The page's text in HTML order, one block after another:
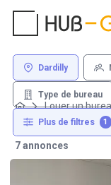
Dardilly
Type de bureau
Plus de filtres 1
Louer un
Location de
7 annonces